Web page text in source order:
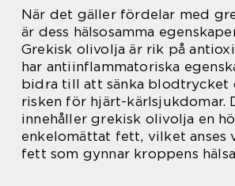
När det gäller fördelar med
är dess hälsosamma
Grekisk olivolja är rik på
har antiinflammatoriska
bidra till att sänka blodtrycket
risken för hjärt-kärlsjukdomar.
innehåller grekisk olivolja en
enkelomättat fett, vilket anses
fett som gynnar kroppens